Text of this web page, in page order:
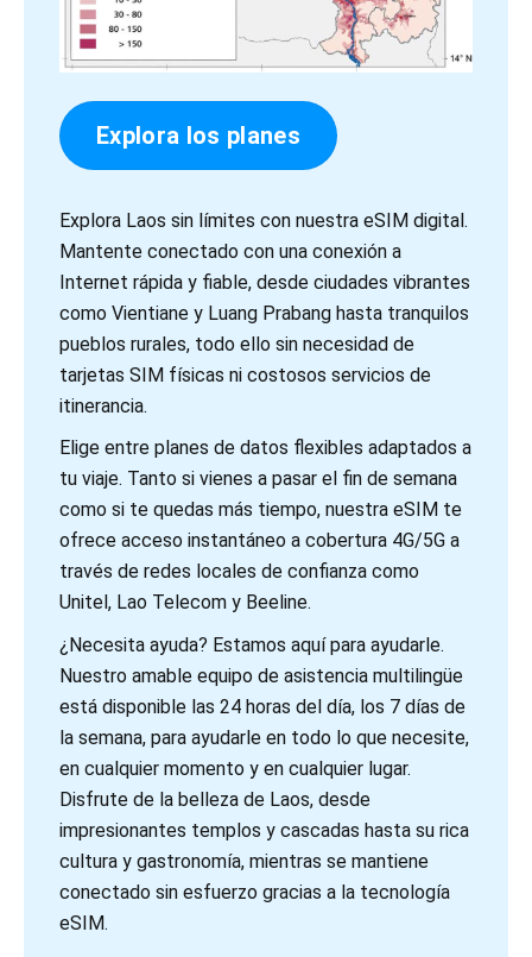
Explora los planes
Explora Laos sin límites con nuestra eSIM digital.
Mantente conectado con una conexión a
Internet rápida y fiable, desde ciudades vibrantes
como Vientiane y Luang Prabang hasta tranquilos
pueblos rurales, todo ello sin necesidad de
tarjetas SIM físicas ni costosos servicios de
itinerancia.
Elige entre planes de datos flexibles adaptados a
tu viaje. Tanto si vienes a pasar el fin de semana
como si te quedas más tiempo, nuestra eSIM te
ofrece acceso instantáneo a cobertura 4G/5G a
través de redes locales de confianza como
Unitel, Lao Telecom y Beeline.
¿Necesita ayuda? Estamos aquí para ayudarle.
Nuestro amable equipo de asistencia multilingüe
está disponible las 24 horas del día, los 7 días de
la semana, para ayudarle en todo lo que necesite,
en cualquier momento y en cualquier lugar.
Disfrute de la belleza de Laos, desde
impresionantes templos y cascadas hasta su rica
cultura y gastronomía, mientras se mantiene
conectado sin esfuerzo gracias a la tecnología
eSIM.